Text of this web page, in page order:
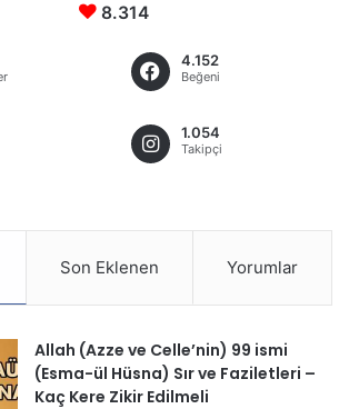
8.314
4.152
Beğeni
1.054
Takipçi
Son Eklenen Yorumlar
Allah (Azze ve Celle’nin) 99 ismi
(Esma-ül Hüsna) Sır ve Faziletleri –
Kaç Kere Zikir Edilmeli